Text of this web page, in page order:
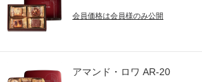
会員価格は会員様のみ公開
アマンド・ロワ AR-20